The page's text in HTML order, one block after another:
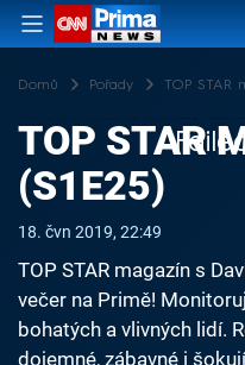
Domů Pořady TOP STAR
TOP STAR
(S1E25)
18. čvn 2019, 22:49
TOP STAR magazín s
večer na Primě!
bohatých a vlivných lidí.
dojemné, zábavné i